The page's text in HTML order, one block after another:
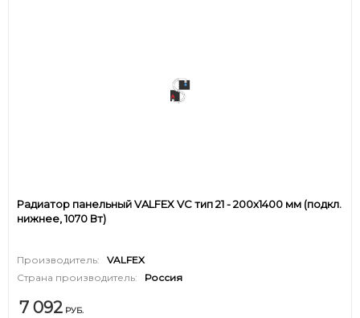
Радиатор панельный VALFEX VC тип 21 - 200x1400 мм (подкл.
нижнее, 1070 Вт)
Производитель:
VALFEX
Страна производитель:
Россия
7 092 РУБ.